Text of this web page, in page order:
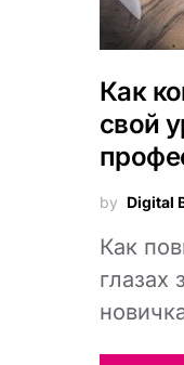
Как
свой
by Digital
Как
глазах